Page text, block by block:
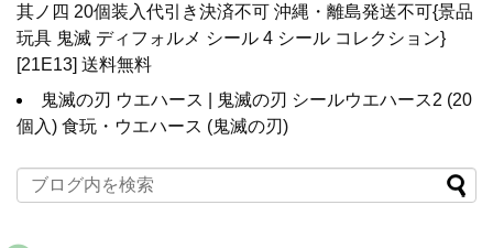
其ノ四 20個装入代引き決済不可 沖縄・離島発送不可{景品
玩具 鬼滅 ディフォルメ シール 4 シール コレクション}
[21E13] 送料無料
鬼滅の刃 ウエハース | 鬼滅の刃 シールウエハース2 (20
個入) 食玩・ウエハース (鬼滅の刃)